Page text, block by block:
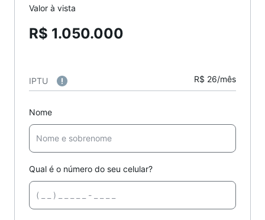
Valor à vista
R$ 1.050.000
IPTU R$ 26/mês
Nome
Qual é o número do seu celular?